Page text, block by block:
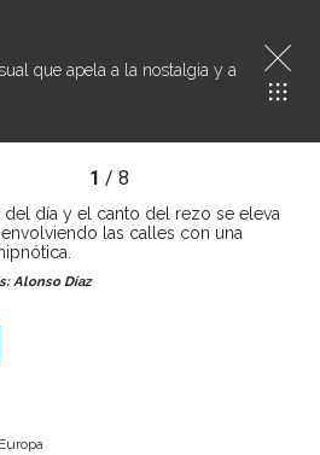
que apela a la nostalgia y a
Europa
1 / 8
del día y el canto del rezo se eleva
las calles con una
Alonso Díaz